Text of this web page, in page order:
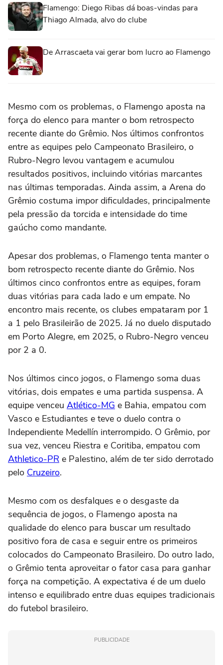
Flamengo: Diego Ribas dá boas-vindas para
Thiago Almada, alvo do clube
De Arrascaeta vai gerar bom lucro ao Flamengo
Mesmo com os problemas, o Flamengo aposta na
força do elenco para manter o bom retrospecto
recente diante do Grêmio. Nos últimos confrontos
entre as equipes pelo Campeonato Brasileiro, o
Rubro-Negro levou vantagem e acumulou
resultados positivos, incluindo vitórias marcantes
nas últimas temporadas. Ainda assim, a Arena do
Grêmio costuma impor dificuldades, principalmente
pela pressão da torcida e intensidade do time
gaúcho como mandante.
Apesar dos problemas, o Flamengo tenta manter o
bom retrospecto recente diante do Grêmio. Nos
últimos cinco confrontos entre as equipes, foram
duas vitórias para cada lado e um empate. No
encontro mais recente, os clubes empataram por 1
a 1 pelo Brasileirão de 2025. Já no duelo disputado
em Porto Alegre, em 2025, o Rubro-Negro venceu
por 2 a 0.
Nos últimos cinco jogos, o Flamengo soma duas
vitórias, dois empates e uma partida suspensa. A
equipe venceu Atlético-MG e Bahia, empatou com
Vasco e Estudiantes e teve o duelo contra o
Independiente Medellín interrompido. O Grêmio, por
sua vez, venceu Riestra e Coritiba, empatou com
Athletico-PR e Palestino, além de ter sido derrotado
pelo Cruzeiro.
Mesmo com os desfalques e o desgaste da
sequência de jogos, o Flamengo aposta na
qualidade do elenco para buscar um resultado
positivo fora de casa e seguir entre os primeiros
colocados do Campeonato Brasileiro. Do outro lado,
o Grêmio tenta aproveitar o fator casa para ganhar
força na competição. A expectativa é de um duelo
intenso e equilibrado entre duas equipes tradicionais
do futebol brasileiro.
PUBLICIDADE